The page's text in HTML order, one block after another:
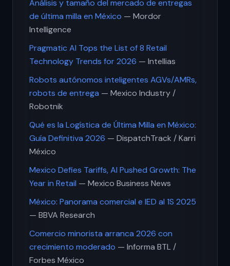
Análisis y tamaño del mercado de entregas
de última milla en México — Mordor
Intelligence
Pragmatic AI Tops the List of 8 Retail
Technology Trends for 2026 — Intellias
Robots autónomos inteligentes AGVs/AMRs,
robots de entrega — Mexico Industry /
Robotnik
Qué es la Logística de Última Milla en México:
Guía Definitiva 2026 — DispatchTrack / Karri
México
Mexico Defies Tariffs, AI Pushed Growth: The
Year in Retail — Mexico Business News
México: Panorama comercial e IED al 1S 2025
— BBVA Research
Comercio minorista arranca 2026 con
crecimiento moderado — Informa BTL /
Forbes México